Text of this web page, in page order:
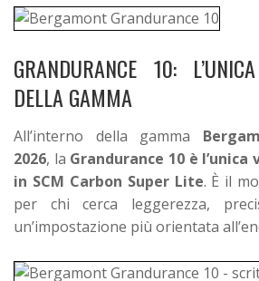
GRANDURANCE 10:
DELLA GAMMA
All’interno della gamma
2026, la Grandurance 10 è
in SCM Carbon Super Lite. È il
per chi cerca leggerezza,
un’impostazione più orientata